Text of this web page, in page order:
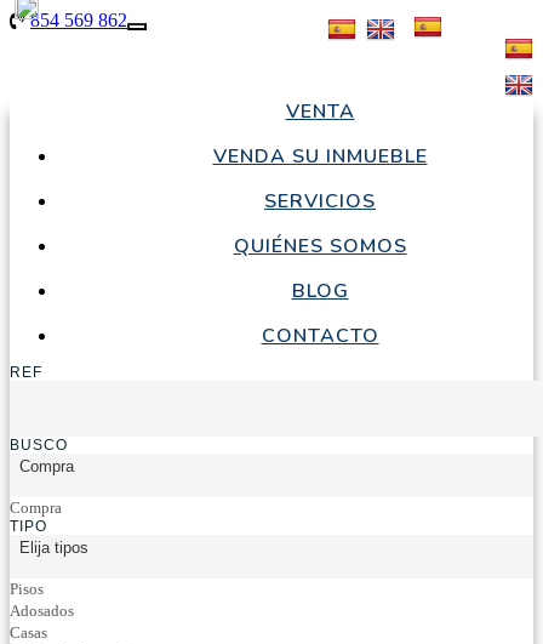
|
854 569 862
Toggle
VENTA
VENDA SU INMUEBLE
SERVICIOS
QUIÉNES SOMOS
BLOG
CONTACTO
REF
BUSCO
Compra
Compra
TIPO
Elija tipos
Pisos
Adosados
Casas